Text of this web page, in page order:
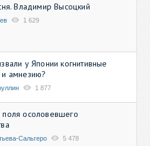
Владимир Высоцкий
1 629
у Японии когнитивные
амнезию?
1 877
осоловевшего
Сальгеро 5 478